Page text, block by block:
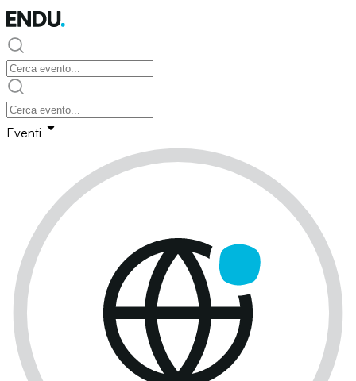
Eventi